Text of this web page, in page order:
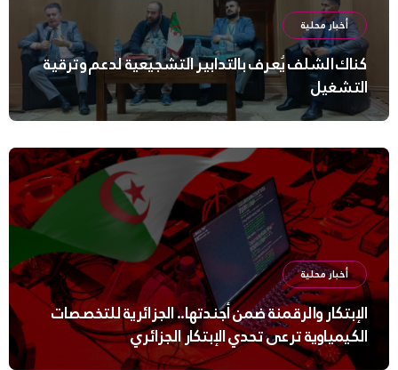
أخبار محلية
كناك الشلف يُعرف بالتدابير التشجيعية لدعم وترقية
التشغيل
أخبار محلية
الإبتكار والرقمنة ضمن أجندتها.. الجزائرية للتخصصات
الكيمياوية ترعى تحدي الإبتكار الجزائري